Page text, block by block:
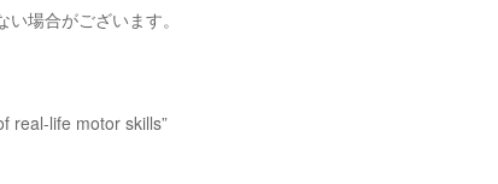
場合がございます。
real-life motor skills”